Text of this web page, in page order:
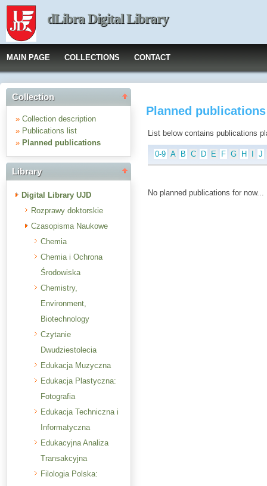
dLibra Digital Library
MAIN PAGE COLLECTIONS CONTACT
Collection
» Collection description
» Publications list
» Planned publications
Library
Digital Library UJD
Rozprawy doktorskie
Czasopisma Naukowe
Chemia
Chemia i Ochrona
Środowiska
Chemistry,
Environment,
Biotechnology
Czytanie
Dwudziestolecia
Edukacja Muzyczna
Edukacja Plastyczna:
Fotografia
Edukacja Techniczna i
Informatyczna
Edukacyjna Analiza
Transakcyjna
Filologia Polska:
Planned
List below contains publications
0-9 A B C D E F G H J
No planned publications for now...